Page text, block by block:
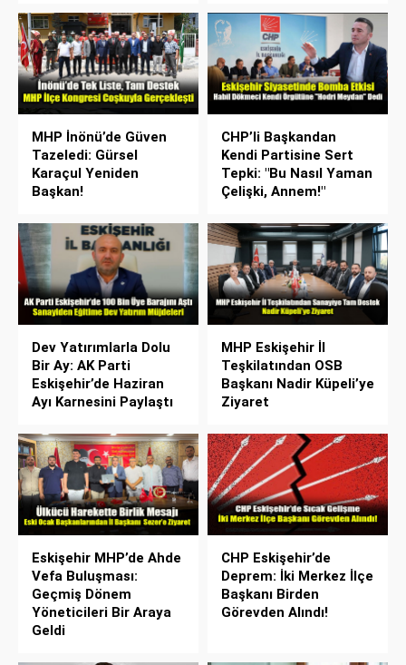
MHP İnönü’de Güven
Tazeledi: Gürsel
Karaçul Yeniden
Başkan!
CHP’li Başkandan
Kendi Partisine Sert
Tepki: "Bu Nasıl Yaman
Çelişki, Annem!"
Dev Yatırımlarla Dolu
Bir Ay: AK Parti
Eskişehir’de Haziran
Ayı Karnesini Paylaştı
MHP Eskişehir İl
Teşkilatından OSB
Başkanı Nadir Küpeli’ye
Ziyaret
Eskişehir MHP’de Ahde
Vefa Buluşması:
Geçmiş Dönem
Yöneticileri Bir Araya
Geldi
CHP Eskişehir’de
Deprem: İki Merkez İlçe
Başkanı Birden
Görevden Alındı!